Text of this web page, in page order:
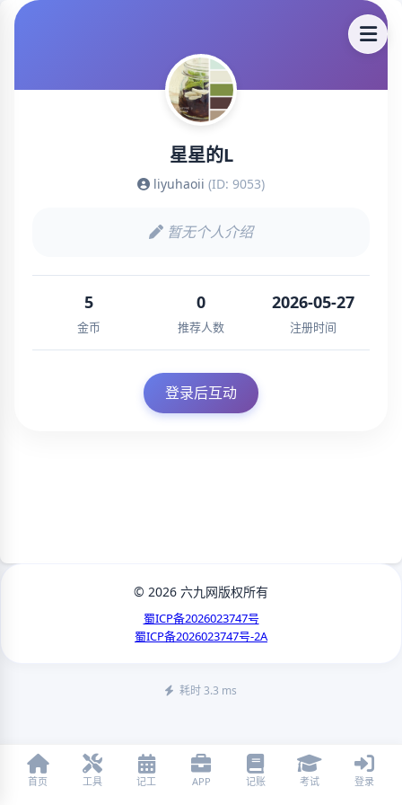
首页 工具 记工 APP 记账 考试 登录
星星的L
liyuhaoii (ID: 9053)
暂无个人介绍
5
金币
0
推荐人数
2026-05-27
注册时间
登录后互动
© 2026 六九网版权所有
蜀ICP备2026023747号
蜀ICP备2026023747号-2A
耗时 3.3 ms